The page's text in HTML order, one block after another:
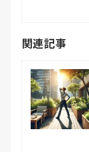
関連記事